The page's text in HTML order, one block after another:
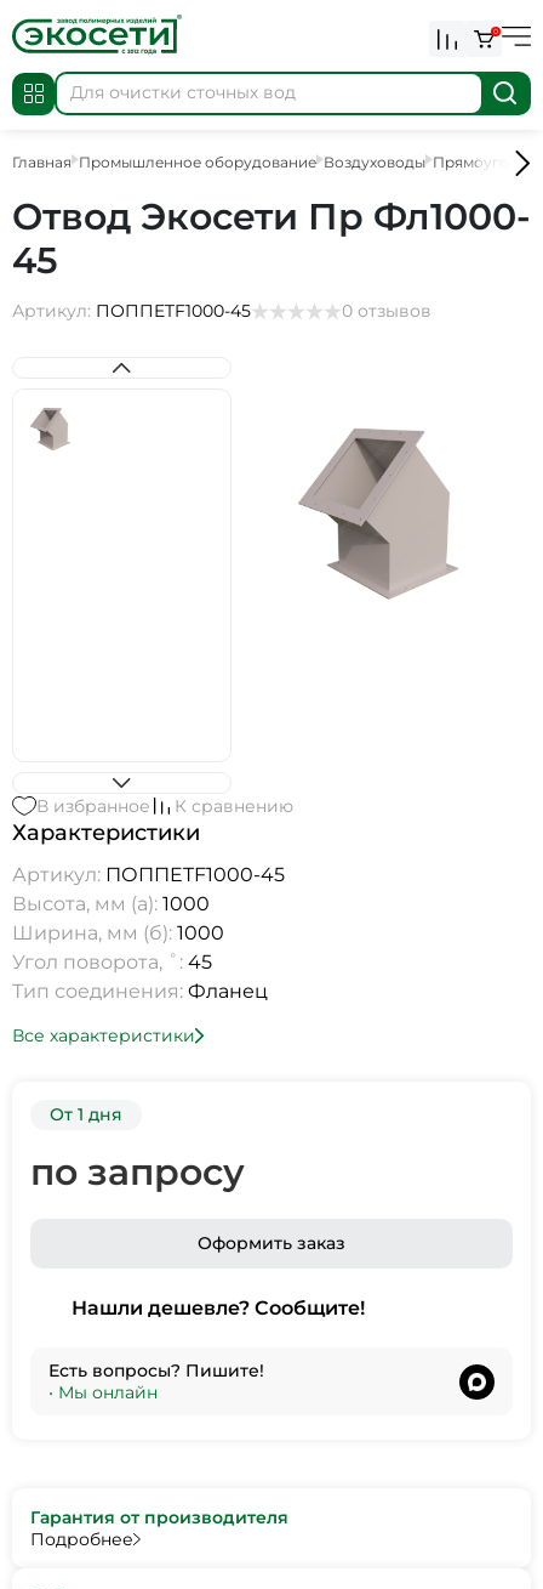
0
Главная Промышленное оборудование Воздуховоды
Отвод Экосети Пр Фл1000-
45
Артикул: ПОППETF1000-45 0 отзывов
В избранное К сравнению
Характеристики
Артикул: ПОППETF1000-45
Высота, мм (а): 1000
Ширина, мм (б): 1000
Угол поворота, ˚: 45
Тип соединения: Фланец
Все характеристики
От 1 дня
по запросу
Оформить заказ
Нашли дешевле? Сообщите!
Есть вопросы? Пишите!
• Мы онлайн
Гарантия от производителя
Подробнее